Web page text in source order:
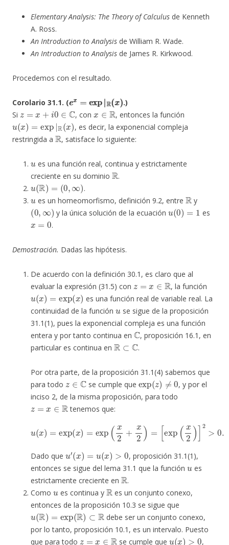
Elementary Analysis: The Theory of Calculus de Kenneth
A. Ross.
An Introduction to Analysis de William R. Wade.
An Introduction to Analysis de James R. Kirkwood.
Procedemos con el resultado.
Corolario 31.1. (
ex |R (x )
.)
Si
z=x+i0 ∈C
, con
x∈R
, entonces la función
u(x ) exp |R( x)
, es decir, la exponencial compleja
restringida a
R
, satisface lo siguiente:
es una función real, continua y estrictamente
creciente en su dominio
R
.
u(R)=(0,∞)
.
u
es un homeomorfismo, definición 9.2, entre
R
y
(0,∞ )
y la única solución de la ecuación
u(0) =1
es
x= 0
.
Demostración. Dadas las hipótesis.
De acuerdo con la definición 30.1, es claro que al
evaluar la expresión (31.5) con
z= x∈ R
, la función
u(x)=exp(x)
es una función real de variable real. La
continuidad de la función
u
se sigue de la proposición
31.1(1), pues la exponencial compleja es una función
entera y por tanto continua en
C
, proposición 16.1, en
particular es continua en
R⊂C
.
Por otra parte, de la proposición 31.1(4) sabemos que
para todo
z∈C
se cumple que
exp(z)≠0
, y por el
inciso 2, de la misma proposición, para todo
z=x∈ R
tenemos que:
( x2 2)= exp ]2>0.
Dado que
′ ( ) > 0
, proposición 31.1(1),
entonces se sigue del lema 31.1 que la función
u
es
estrictamente creciente en
R
.
Como
u
es continua y
R
es un conjunto conexo,
entonces de la proposición 10.3 se sigue que
u(R)=exp(R)⊂R
debe ser un conjunto conexo,
por lo tanto, proposición 10.1, es un intervalo. Puesto
que para todo
z=x∈R
se cumple que
u(x)> 0
,